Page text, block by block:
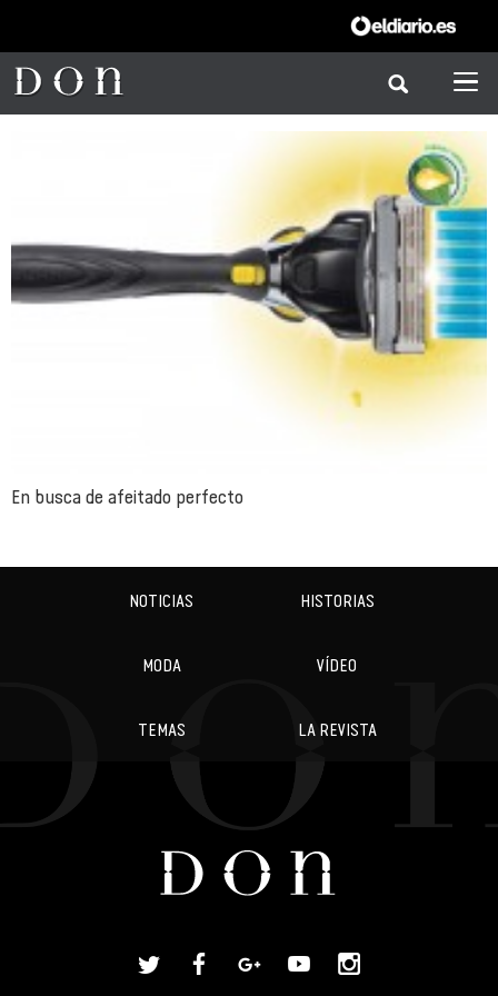
En busca de afeitado perfecto
NOTICIAS HISTORIAS
MODA VÍDEO
TEMAS LA REVISTA